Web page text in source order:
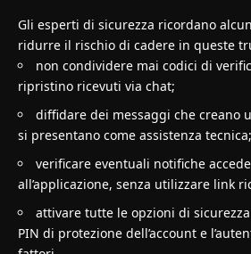
Gli esperti di sicurezza ricordano
ridurre il rischio di cadere in queste
non condividere mai codici di
ripristino ricevuti via chat;
diffidare dei messaggi che creano
si presentano come assistenza tecnica;
verificare eventuali notifiche
all’applicazione, senza utilizzare link
attivare tutte le opzioni di
PIN di protezione dell’account e